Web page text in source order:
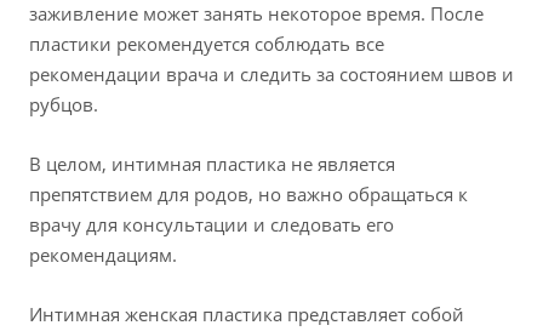
заживление может занять некоторое время. После
пластики рекомендуется соблюдать все
рекомендации врача и следить за состоянием швов и
рубцов.
В целом, интимная пластика не является
препятствием для родов, но важно обращаться к
врачу для консультации и следовать его
рекомендациям.
Интимная женская пластика представляет собой